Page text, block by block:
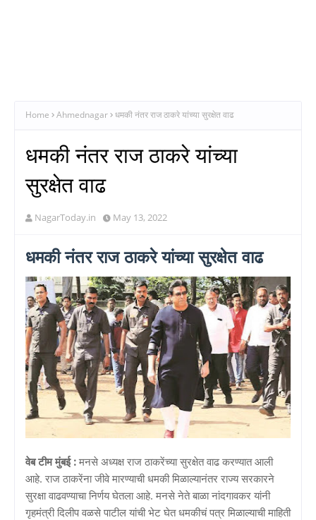
Home Ahmednagar धमकी नंतर राज ठाकरे यांच्या सुरक्षेत वाढ
धमकी नंतर राज ठाकरे यांच्या
सुरक्षेत वाढ
NagarToday.in May 13, 2022
धमकी नंतर राज ठाकरे यांच्या सुरक्षेत वाढ
वेब टीम मुंबई : मनसे अध्यक्ष राज ठाकरेंच्या सुरक्षेत वाढ करण्यात आली
आहे. राज ठाकरेंना जीवे मारण्याची धमकी मिळाल्यानंतर राज्य सरकारने
सुरक्षा वाढवण्याचा निर्णय घेतला आहे. मनसे नेते बाळा नांदगावकर यांनी
गृहमंत्री दिलीप वळसे पाटील यांची भेट घेत धमकीचं पत्र मिळाल्याची माहिती